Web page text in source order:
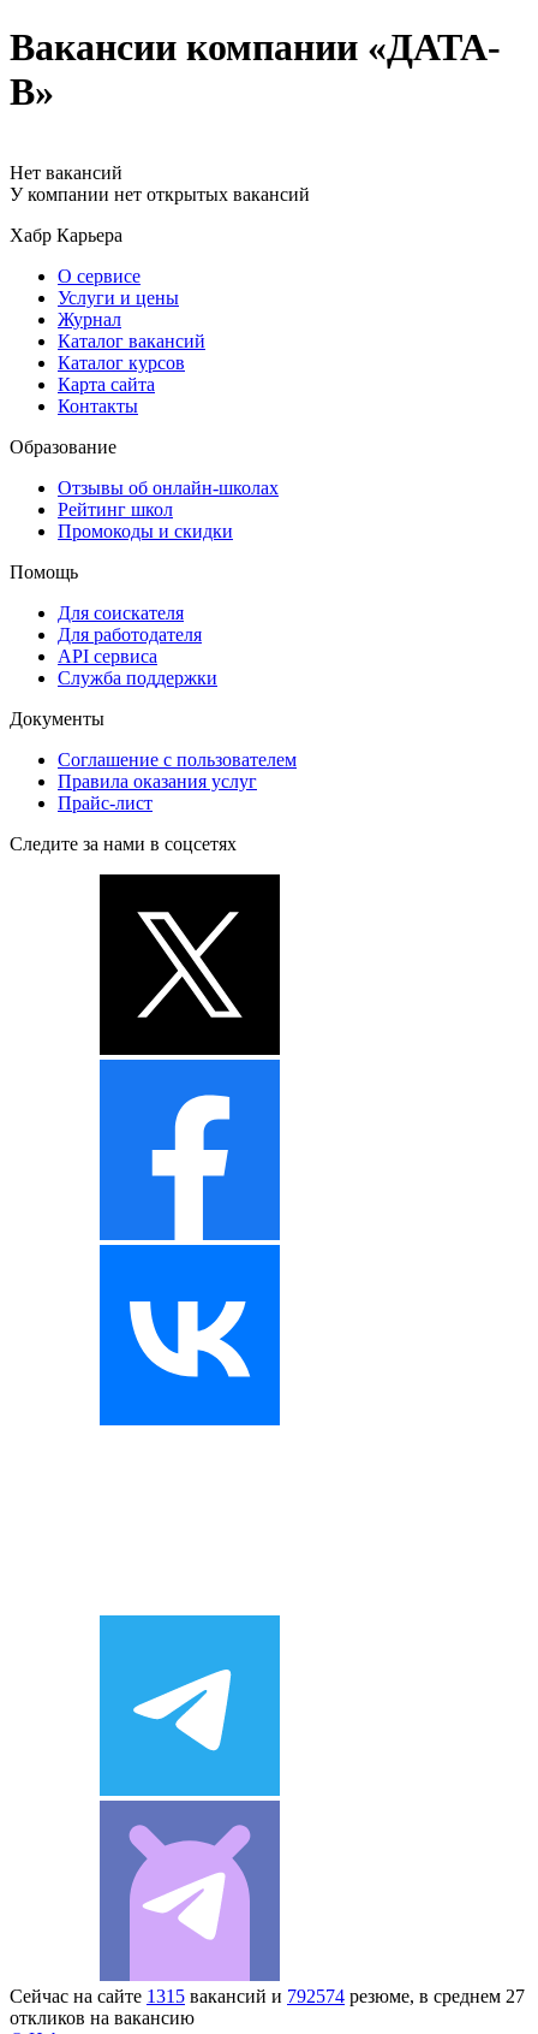
Вакансии компании «ДАТА-
В»
Нет вакансий
У компании нет открытых вакансий
Хабр Карьера
О сервисе
Услуги и цены
Журнал
Каталог вакансий
Каталог курсов
Карта сайта
Контакты
Образование
Отзывы об онлайн-школах
Рейтинг школ
Промокоды и скидки
Помощь
Для соискателя
Для работодателя
API сервиса
Служба поддержки
Документы
Соглашение с пользователем
Правила оказания услуг
Прайс-лист
Следите за нами в соцсетях
Сейчас на сайте 1315 вакансий и 792574 резюме, в среднем 27
откликов на вакансию